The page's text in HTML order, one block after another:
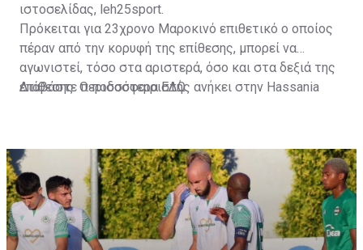
ιστοσελίδας, leh25sport.
Πρόκειται για 23χρονο Μαροκινό επιθετικό ο οποίος
πέραν από την κορυφή της επίθεσης, μπορεί να
αγωνιστεί, τόσο στα αριστερά, όσο και στα δεξιά της
επίθεσης. Ο ποδοσφαιριστής ανήκει στην Hassania
Διαβάστε περισσότεραΕΔΩ.